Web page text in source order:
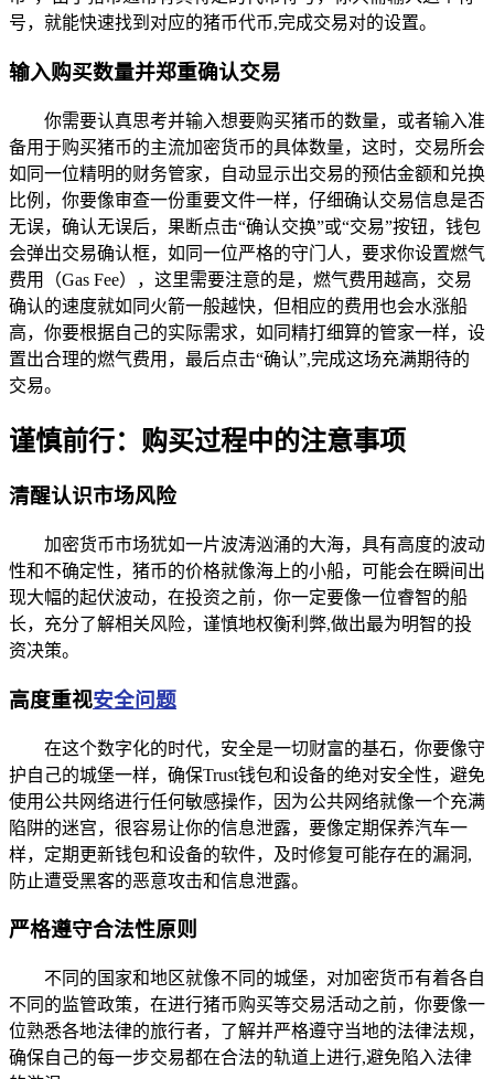
号，就能快速找到对应的猪币代币,完成交易对的设置。
输入购买数量并郑重确认交易
你需要认真思考并输入想要购买猪币的数量，或者输入准
备用于购买猪币的主流加密货币的具体数量，这时，交易所会
如同一位精明的财务管家，自动显示出交易的预估金额和兑换
比例，你要像审查一份重要文件一样，仔细确认交易信息是否
无误，确认无误后，果断点击“确认交换”或“交易”按钮，钱包
会弹出交易确认框，如同一位严格的守门人，要求你设置燃气
费用（Gas Fee），这里需要注意的是，燃气费用越高，交易
确认的速度就如同火箭一般越快，但相应的费用也会水涨船
高，你要根据自己的实际需求，如同精打细算的管家一样，设
置出合理的燃气费用，最后点击“确认”,完成这场充满期待的
交易。
谨慎前行：购买过程中的注意事项
清醒认识市场风险
加密货币市场犹如一片波涛汹涌的大海，具有高度的波动
性和不确定性，猪币的价格就像海上的小船，可能会在瞬间出
现大幅的起伏波动，在投资之前，你一定要像一位睿智的船
长，充分了解相关风险，谨慎地权衡利弊,做出最为明智的投
资决策。
高度重视安全问题
在这个数字化的时代，安全是一切财富的基石，你要像守
护自己的城堡一样，确保Trust钱包和设备的绝对安全性，避免
使用公共网络进行任何敏感操作，因为公共网络就像一个充满
陷阱的迷宫，很容易让你的信息泄露，要像定期保养汽车一
样，定期更新钱包和设备的软件，及时修复可能存在的漏洞,
防止遭受黑客的恶意攻击和信息泄露。
严格遵守合法性原则
不同的国家和地区就像不同的城堡，对加密货币有着各自
不同的监管政策，在进行猪币购买等交易活动之前，你要像一
位熟悉各地法律的旅行者，了解并严格遵守当地的法律法规，
确保自己的每一步交易都在合法的轨道上进行,避免陷入法律